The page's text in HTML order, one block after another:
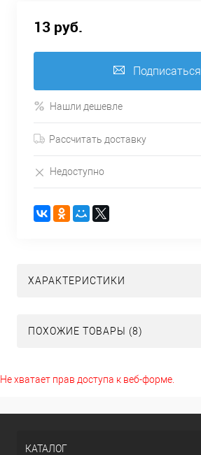
13 руб.
Подписаться
Нашли дешевле
Рассчитать доставку
Недоступно
ХАРАКТЕРИСТИКИ
ПОХОЖИЕ ТОВАРЫ (8)
Не хватает прав доступа к веб-форме.
КАТАЛОГ